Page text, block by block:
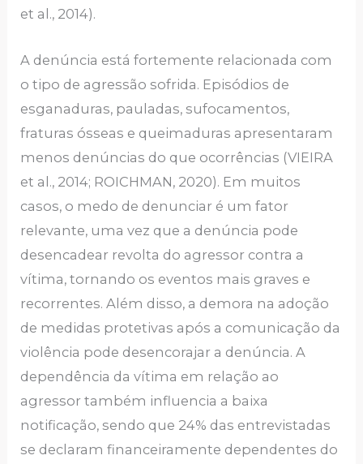
et al., 2014).
A denúncia está fortemente relacionada com
o tipo de agressão sofrida. Episódios de
esganaduras, pauladas, sufocamentos,
fraturas ósseas e queimaduras apresentaram
menos denúncias do que ocorrências (VIEIRA
et al., 2014; ROICHMAN, 2020). Em muitos
casos, o medo de denunciar é um fator
relevante, uma vez que a denúncia pode
desencadear revolta do agressor contra a
vítima, tornando os eventos mais graves e
recorrentes. Além disso, a demora na adoção
de medidas protetivas após a comunicação da
violência pode desencorajar a denúncia. A
dependência da vítima em relação ao
agressor também influencia a baixa
notificação, sendo que 24% das entrevistadas
se declaram financeiramente dependentes do